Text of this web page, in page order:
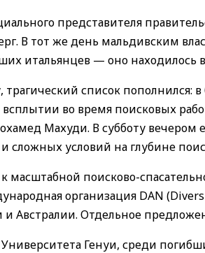
представителя
В тот же день мальдивским
итальянцев — оно находилось
трагический список
во время поисковых
Махуди. В субботу
сложных условий на глубине
масштабной поисково-
организация DAN
и Австралии. Отдельное
Генуи, среди